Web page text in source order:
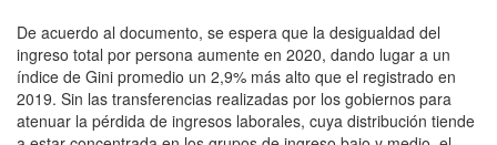
De acuerdo al documento, se espera que la desigualdad del
ingreso total por persona aumente en 2020, dando lugar a un
índice de Gini promedio un 2,9% más alto que el registrado en
2019. Sin las transferencias realizadas por los gobiernos para
atenuar la pérdida de ingresos laborales, cuya distribución tiende